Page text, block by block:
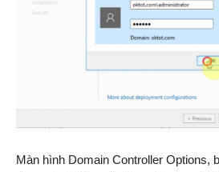
Màn hình Domain Controller Options,